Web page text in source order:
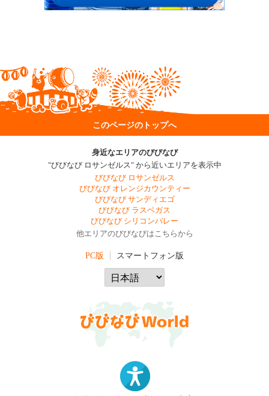
このページのトップへ
身近なエリアのびびなび
"びびなび ロサンゼルス" から近いエリアを表示中
びびなび ロサンゼルス
びびなび オレンジカウンティー
びびなび サンディエゴ
びびなび ラスベガス
びびなび シリコンバレー
他エリアのびびなびはこちらから
PC版 スマートフォン版